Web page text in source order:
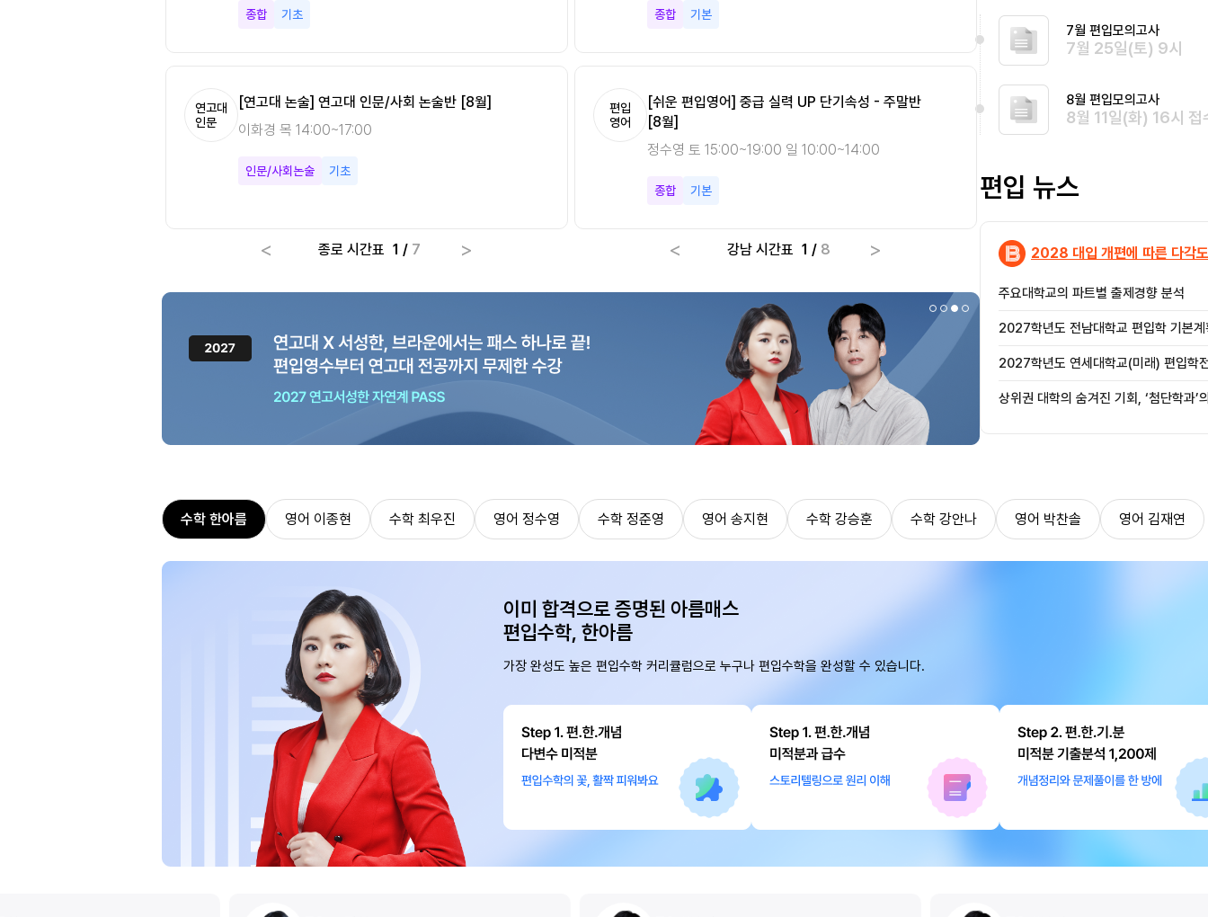
종합 기초
연고대
인문
[연고대 논술] 연고대 인문/사회 논술반 [8월]
이화경 목 14:00~17:00
인문/사회논술 기초
종합 기초
편입
수학
[Climax 편입수학] 개념 All Cover 미적분학 단기
속성반 [8월]
최우진 월/수 18:00~22:00
미적분 기초
편입
영어
[편입영어 NEW 패러다
총정리 오전반 [8월]
종합
1 / 7
< >
종로 시간표
종합 기본
편입
영어
[쉬운 편입영어] 중급 실력 UP 단기속성 - 주말반
[8월]
정수영 토 15:00~19:00 일 10:00~14:00
종합 기본
종합 심화
편입
영어
[SMART 편입영어] 자연
완전정복 - 오전반 [8월]
종합
1 / 8
< >
강남 시간표
7월 편입모의고사
7월 25일(토) 9시
8월 편입모의고사
8월 11일(화) 16시 접
편입 뉴스
2028 대입 개편에 따른 다각
주요대학교의 파트별 출제경향 분석
2027학년도 전남대학교 편입학 기본계
2027학년도 연세대학교(미래) 편입학
상위권 대학의 숨겨진 기회, ‘첨단학과’
수학 한아름 영어 이종현 수학 최우진 영어 정수영 수학 정준영 영어 송지현 수학 강승훈 수학 강안나 영어 박찬솔 영어 김재연
이미 합격으로 증명된 아름매스
편입수학, 한아름
가장 완성도 높은 편입수학 커리큘럼으로 누구나 편입수학을 완성할 수 있습니다.